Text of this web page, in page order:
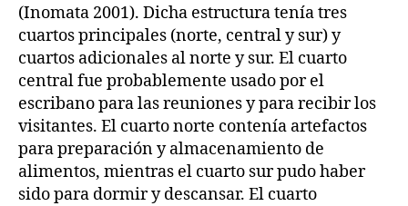
(Inomata 2001). Dicha estructura tenía tres
cuartos principales (norte, central y sur) y
cuartos adicionales al norte y sur. El cuarto
central fue probablemente usado por el
escribano para las reuniones y para recibir los
visitantes. El cuarto norte contenía artefactos
para preparación y almacenamiento de
alimentos, mientras el cuarto sur pudo haber
sido para dormir y descansar. El cuarto